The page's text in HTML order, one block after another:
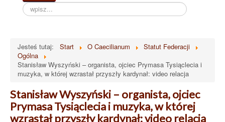
Jesteś tutaj: Start O Caecilianum
Statut Federacji
Ogólna
Stanisław Wyszyński – organista, ojciec Prymasa Tysiąclecia i
muzyka, w której wzrastał przyszły kardynał: video relacja
Stanisław Wyszyński – organista, ojciec
Prymasa Tysiąclecia i muzyka, w której
wzrastał przyszły kardynał: video relacja